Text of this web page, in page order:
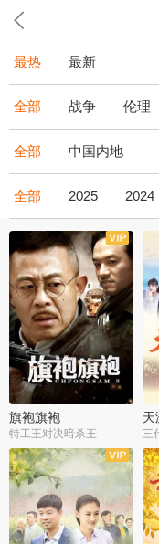
最热 最新
全部 战争 伦理
全部 中国内地
全部 2025 2024
全43集
旗袍旗袍
特工王对决暗杀王
全
天
三
全34集
全